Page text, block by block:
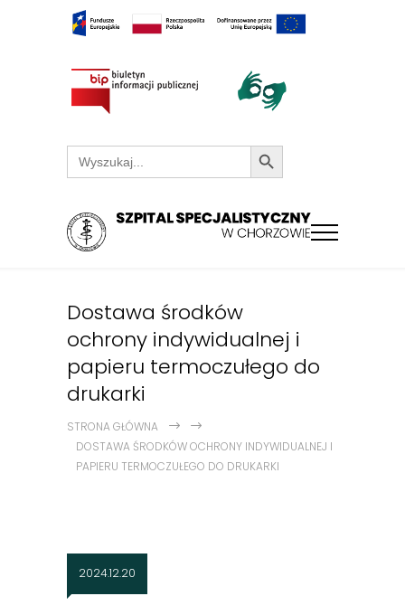
Search
for:
Search Button
Dostawa środków
ochrony indywidualnej i
papieru termoczułego do
drukarki
STRONA GŁÓWNA
DOSTAWA ŚRODKÓW OCHRONY INDYWIDUALNEJ I
PAPIERU TERMOCZUŁEGO DO DRUKARKI
2024.12.20